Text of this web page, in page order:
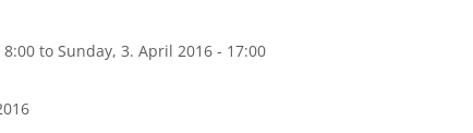
to Sunday, 3. April 2016 - 17:00